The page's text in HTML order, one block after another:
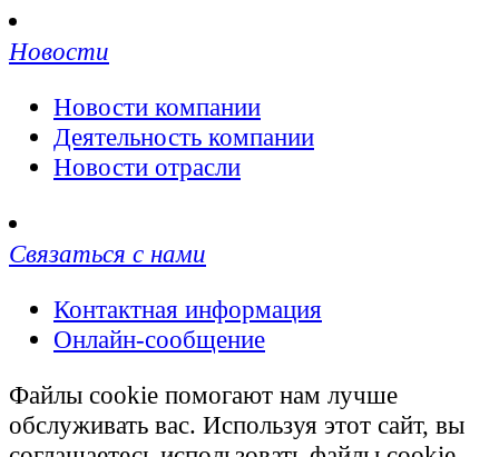
Новости
Новости компании
Деятельность компании
Новости отрасли
Связаться с нами
Контактная информация
Онлайн-сообщение
Файлы cookie помогают нам лучше
обслуживать вас. Используя этот сайт, вы